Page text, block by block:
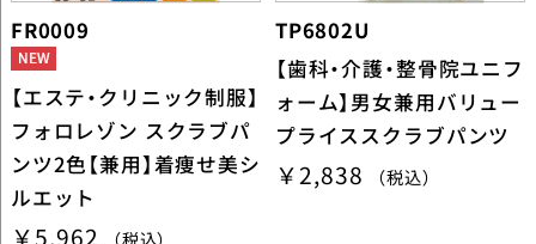
FR0009
【エステ・クリニック制服】
フォロレゾン スクラブパ
ンツ2色【兼用】着痩せ美シ
ルエット
￥5,962
TP6802U
【歯科・介護・整骨院ユニフ
ォーム】男女兼用バリュー
プライススクラブパンツ
￥2,838 （税込）